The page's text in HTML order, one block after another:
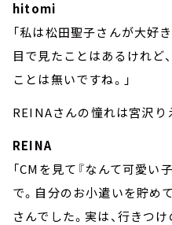
hitomi
「私は松田聖子さんが大好
目で見たことはあるけれど
ことは無いですね。」
REINAさんの憧れは宮沢り
REINA
「CMを見て『なんて可愛い
で。自分のお小遣いを貯め
さんでした。実は、行きつ